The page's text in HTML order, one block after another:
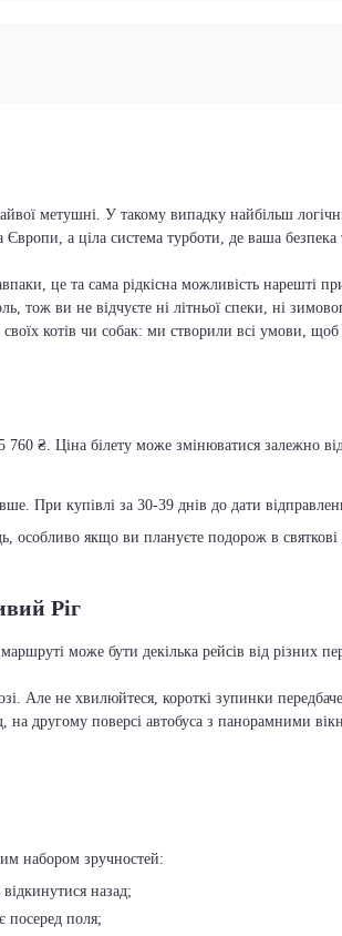
метушні. У такому випадку найбільш
а ціла система турботи, де ваша
це та сама рідкісна можливість нарешті
тож ви не відчуєте ні літньої спеки, ні
котів чи собак: ми створили всі умови,
₴. Ціна білету може змінюватися залежно
При купівлі за 30-39 днів до дати
якщо ви плануєте подорож в святкові
Ріг
може бути декілька рейсів від різних
Але не хвилюйтеся, короткі зупинки
другому поверсі автобуса з панорамними
набором зручностей:
назад;
посеред поля;